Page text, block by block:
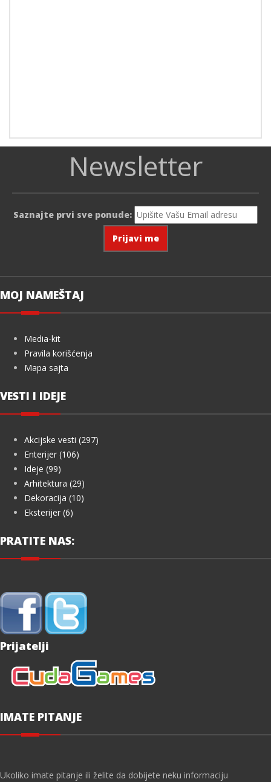
Newsletter
Saznajte prvi sve ponude:
MOJ NAMEŠTAJ
Media-kit
Pravila korišćenja
Mapa sajta
VESTI I IDEJE
Akcijske vesti (297)
Enterijer (106)
Ideje (99)
Arhitektura (29)
Dekoracija (10)
Eksterijer (6)
PRATITE NAS:
Prijatelji
IMATE PITANJE
Ukoliko imate pitanje ili želite da dobijete neku informaciju